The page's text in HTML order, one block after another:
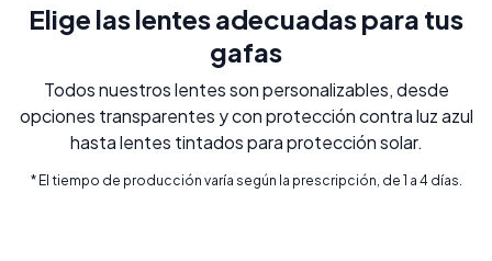
Elige las lentes adecuadas para tus
gafas
Todos nuestros lentes son personalizables, desde
opciones transparentes y con protección contra luz azul
hasta lentes tintados para protección solar.
* El tiempo de producción varía según la prescripción, de 1 a 4 días.